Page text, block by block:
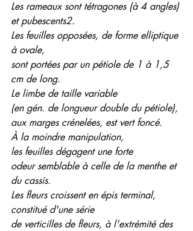
Les rameaux sont tétragones (à 4 angles)
et pubescents2.
Les feuilles opposées, de forme elliptique
à ovale,
sont portées par un pétiole de 1 à 1,5
cm de long.
Le limbe de taille variable
(en gén. de longueur double du pétiole),
aux marges crénelées, est vert foncé.
À la moindre manipulation,
les feuilles dégagent une forte
odeur semblable à celle de la menthe et
du cassis.
Les fleurs croissent en épis terminal,
constitué d'une série
de verticilles de fleurs, à l'extrémité des